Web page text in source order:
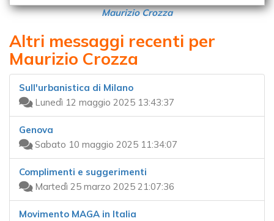
Maurizio Crozza
Altri messaggi recenti per
Maurizio Crozza
Sull'urbanistica di Milano
Lunedì 12 maggio 2025 13:43:37
Genova
Sabato 10 maggio 2025 11:34:07
Complimenti e suggerimenti
Martedì 25 marzo 2025 21:07:36
Movimento MAGA in Italia